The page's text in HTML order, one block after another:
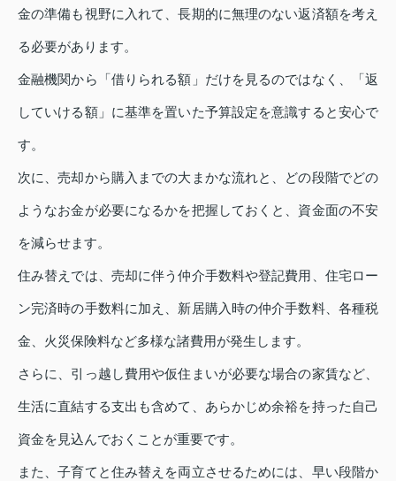
金の準備も視野に入れて、長期的に無理のない返済額を考え
る必要があります。
金融機関から「借りられる額」だけを見るのではなく、「返
していける額」に基準を置いた予算設定を意識すると安心で
す。
次に、売却から購入までの大まかな流れと、どの段階でどの
ようなお金が必要になるかを把握しておくと、資金面の不安
を減らせます。
住み替えでは、売却に伴う仲介手数料や登記費用、住宅ロー
ン完済時の手数料に加え、新居購入時の仲介手数料、各種税
金、火災保険料など多様な諸費用が発生します。
さらに、引っ越し費用や仮住まいが必要な場合の家賃など、
生活に直結する支出も含めて、あらかじめ余裕を持った自己
資金を見込んでおくことが重要です。
また、子育てと住み替えを両立させるためには、早い段階か